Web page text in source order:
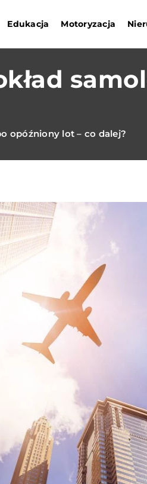
Edukacja Motoryzacja
opóźniony lot – co dalej?